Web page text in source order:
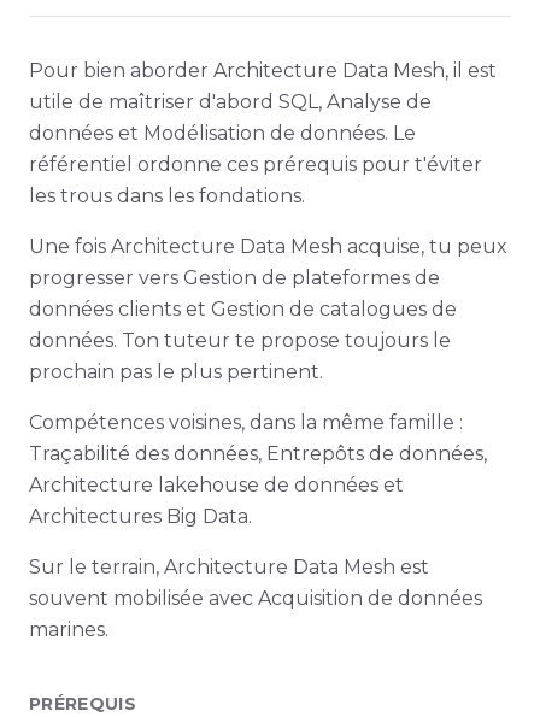
Pour bien aborder Architecture Data Mesh, il est
utile de maîtriser d'abord SQL, Analyse de
données et Modélisation de données. Le
référentiel ordonne ces prérequis pour t'éviter
les trous dans les fondations.
Une fois Architecture Data Mesh acquise, tu peux
progresser vers Gestion de plateformes de
données clients et Gestion de catalogues de
données. Ton tuteur te propose toujours le
prochain pas le plus pertinent.
Compétences voisines, dans la même famille :
Traçabilité des données, Entrepôts de données,
Architecture lakehouse de données et
Architectures Big Data.
Sur le terrain, Architecture Data Mesh est
souvent mobilisée avec Acquisition de données
marines.
PRÉREQUIS